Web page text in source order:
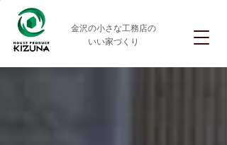
金沢の小さな工務店の
いい家づくり